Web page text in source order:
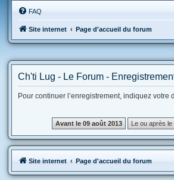
FAQ
Site internet Page d'accueil du forum
Ch'ti Lug - Le Forum -
Pour continuer l’enregistrement, indiquez votre
Site internet Page d'accueil du forum